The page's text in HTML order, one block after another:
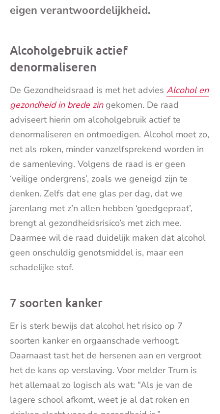
eigen verantwoordelijkheid.
Alcoholgebruik actief
denormaliseren
De Gezondheidsraad is met het advies Alcohol en
gezondheid in brede zingekomen. De raad
adviseert hierin om alcoholgebruik actief te
denormaliseren en ontmoedigen. Alcohol moet zo,
net als roken, minder vanzelfsprekend worden in
de samenleving. Volgens de raad is er geen
‘veilige ondergrens’, zoals we geneigd zijn te
denken. Zelfs dat ene glas per dag, dat we
jarenlang met z’n allen hebben ‘goedgepraat’,
brengt al gezondheidsrisico’s met zich mee.
Daarmee wil de raad duidelijk maken dat alcohol
geen onschuldig genotsmiddel is, maar een
schadelijke stof.
7 soorten kanker
Er is sterk bewijs dat alcohol het risico op 7
soorten kanker en orgaanschade verhoogt.
Daarnaast tast het de hersenen aan en vergroot
het de kans op verslaving. Voor melder Trum is
het allemaal zo logisch als wat: “Als je van de
lagere school afkomt, weet je al dat roken en